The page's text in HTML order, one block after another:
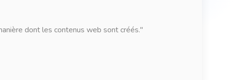
dont les contenus web sont créés."